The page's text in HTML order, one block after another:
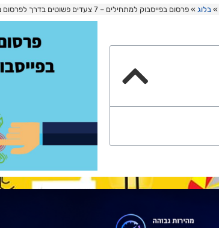
» בלוג » פרסום בפייסבוק למתחילים – 7 צעדים פשוטים בדרך לפרסום נכון בפייסבוק